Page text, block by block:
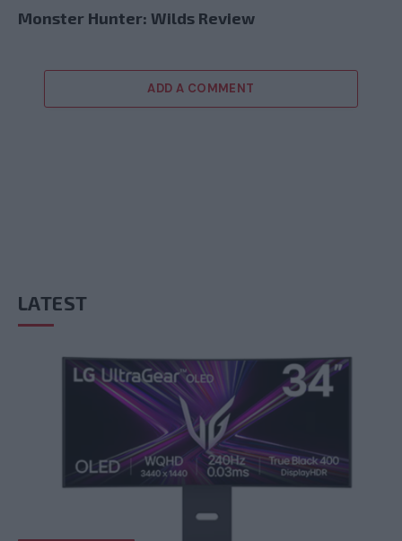
Monster Hunter: Wilds Review
ADD A COMMENT
LATEST